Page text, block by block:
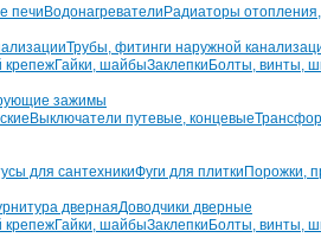
печи Водонагреватели Радиаторы
Трубы, фитинги наружной
крепежГайки, шайбыЗаклепки Болты, винты,
зажимы
Выключатели путевые, концевые
для сантехникиФуги для плитки Порожки,
двернаяДоводчики дверные
крепежГайки, шайбыЗаклепки Болты, винты,